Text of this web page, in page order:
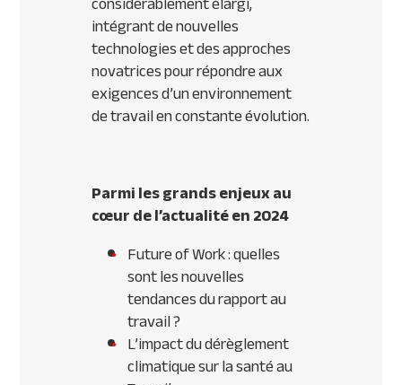
intégrant de nouvelles
technologies et des approches
novatrices pour répondre aux
exigences d’un environnement
de travail en constante évolution.
Parmi les grands enjeux au
cœur de l’actualité en 2024
Future of Work : quelles
sont les nouvelles
tendances du rapport au
travail ?
L’impact du dérèglement
climatique sur la santé au